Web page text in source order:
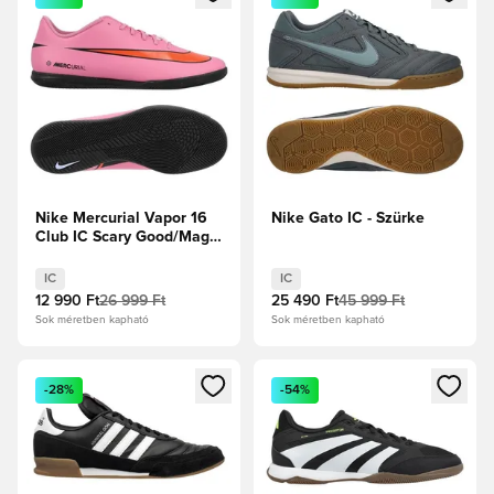
Nike Mercurial Vapor 16
Club IC Scary Good/Magic
Crimson
IC
12 990 Ft26 999 Ft
Sok méretben kapható
Nike Gato IC - Szürke
IC
25 490 Ft45 999 Ft
Sok méretben kapható
Megnyit egy modált a bejelentkezéshez vagy a tagként
-28%
Megnyit egy modált a
-54%